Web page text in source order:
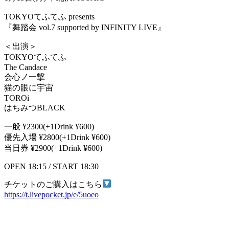
TOKYOてふてふ presents
『舞踏会 vol.7 supported by INFINITY LIVE』
＜出演＞
TOKYOてふてふ
The Candace
会心ノ一撃
猫の眼に宇宙
TOROi
はちみつBLACK
一般 ¥2300(+1Drink ¥600)
優先入場 ¥2800(+1Drink ¥600)
当日券 ¥2900(+1Drink ¥600)
OPEN 18:15 / START 18:30
チケットのご購入はこちら
https://t.livepocket.jp/e/5uoeo